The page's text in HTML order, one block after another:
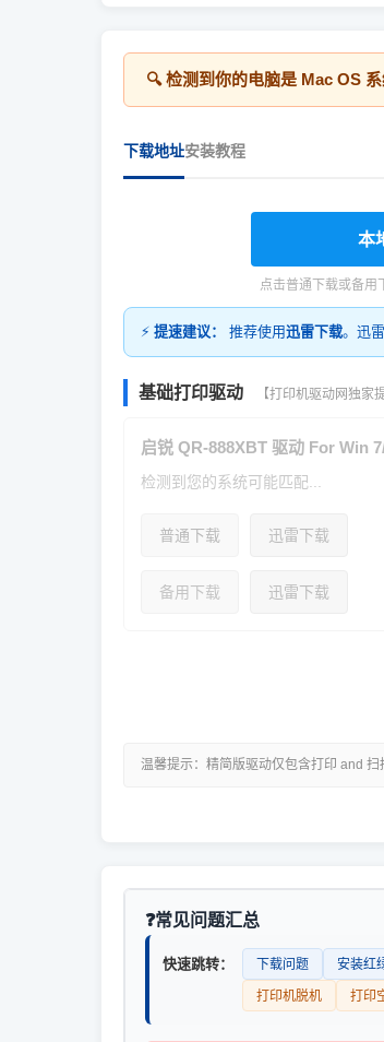
🔍 检测到你的电脑是 Mac OS
下载地址安装教程
本
点击普通下载或备用
⚡ 提速建议： 推荐使用迅雷下载。迅
基础打印驱动 【打印机驱动网独家
启锐 QR-888XBT 驱动 For Win
检测到您的系统可能匹配...
普通下载 迅雷下载
备用下载 迅雷下载
温馨提示：精简版驱动仅包含打印 and
常见问题汇总
快速跳转： 下载问题 安装红
打印机脱机
打印